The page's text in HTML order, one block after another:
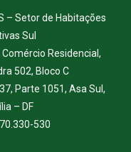
– Setor de Habitações
Sul
Comércio Residencial,
502, Bloco C
Parte 1051, Asa Sul,
– DF
530